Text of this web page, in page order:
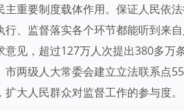
主重要制度载体作用。保证人民依
行、监督落实各个环节都能听到来
意见，超过127万人次提出380多
市两级人大常委会建立立法联系点
大人民群众对监督工作的参与度。